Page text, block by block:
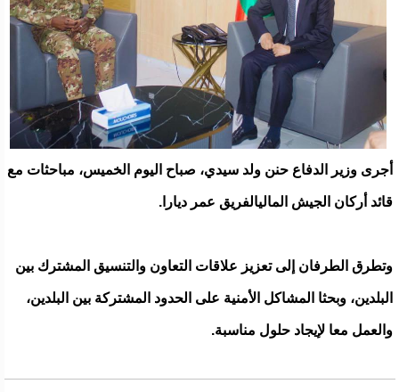
أجرى وزير الدفاع حنن ولد سيدي، صباح اليوم الخميس، مباحثات مع
قائد أركان الجيش الماليالفريق عمر ديارا.
وتطرق الطرفان إلى تعزيز علاقات التعاون والتنسيق المشترك بين
البلدين، وبحثا المشاكل الأمنية على الحدود المشتركة بين البلدين،
والعمل معا لإيجاد حلول مناسبة.